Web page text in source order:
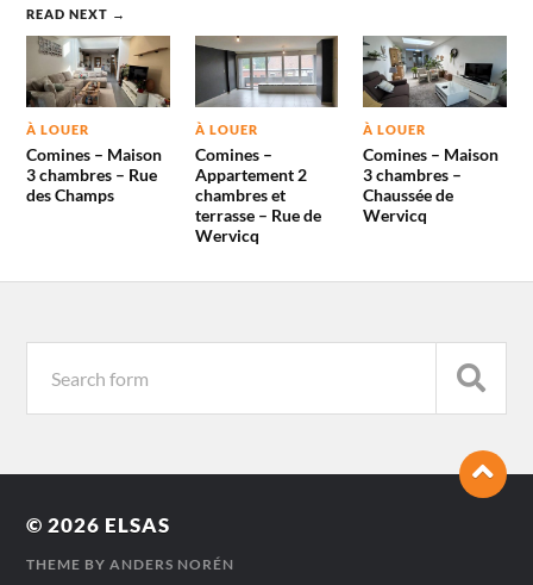
READ NEXT →
À LOUER
Comines – Maison
3 chambres – Rue
des Champs
À LOUER
Comines –
Appartement 2
chambres et
terrasse – Rue de
Wervicq
À LOUER
Comines – Maison
3 chambres –
Chaussée de
Wervicq
© 2026 ELSAS
THEME BYANDERS NORÉN